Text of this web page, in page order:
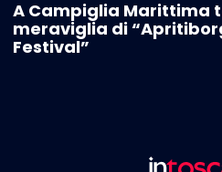
A Campiglia Marittima
meraviglia di
Festival”